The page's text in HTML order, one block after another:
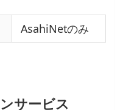
AsahiNetのみ
サービス